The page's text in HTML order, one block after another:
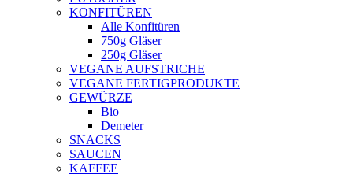
KONFITÜREN
Alle Konfitüren
750g Gläser
250g Gläser
VEGANE AUFSTRICHE
VEGANE FERTIGPRODUKTE
GEWÜRZE
Bio
Demeter
SNACKS
SAUCEN
KAFFEE